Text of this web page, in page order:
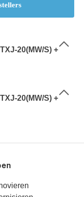
20(MW/S) +
20(MW/S) +